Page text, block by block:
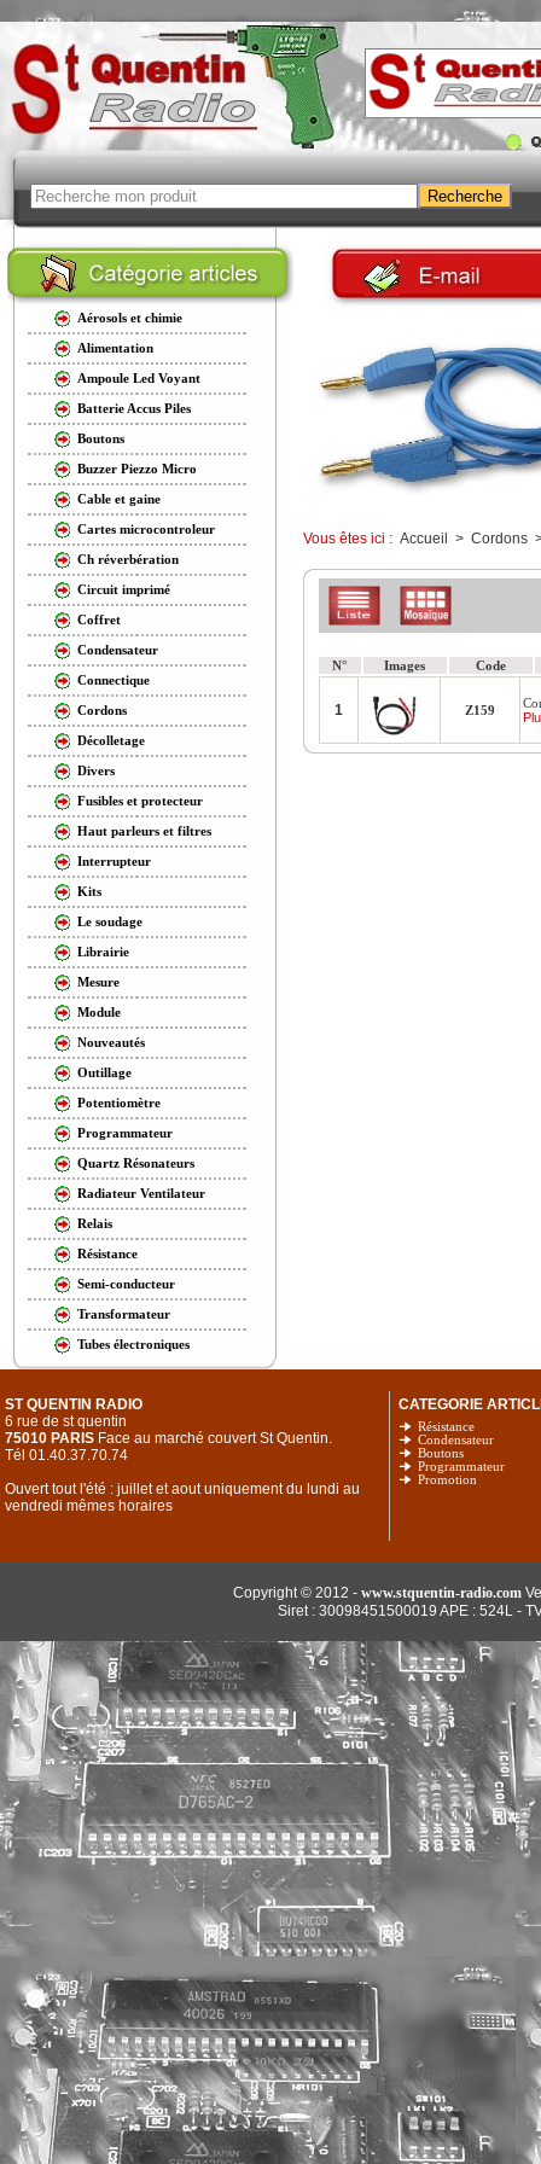
Aérosols et chimie
Alimentation
Ampoule Led Voyant
Batterie Accus Piles
Boutons
Buzzer Piezzo Micro
Cable et gaine
Cartes microcontroleur
Ch réverbération
Circuit imprimé
Coffret
Condensateur
Connectique
Cordons
Décolletage
Divers
Fusibles et protecteur
Haut parleurs et filtres
Interrupteur
Kits
Le soudage
Librairie
Mesure
Module
Nouveautés
Outillage
Potentiomètre
Programmateur
Quartz Résonateurs
Radiateur Ventilateur
Relais
Résistance
Semi-conducteur
Transformateur
Tubes électroniques
Vous êtes ici : Accueil > Cordons
N° Images Code
1 Z159
ST QUENTIN RADIO
6 rue de st quentin
75010 PARIS Face au marché couvert St Quentin.
Tél 01.40.37.70.74
Ouvert tout l'été : juillet et aout uniquement du lundi au
vendredi mêmes horaires
CATEGORIE
Résistance
Condensateur
Boutons
Programmateur
Promotion
Copyright © 2012 - www.stquentin-radio.com
Siret : 30098451500019 APE : 524L -